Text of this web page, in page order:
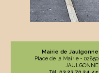
Mairie de Jaulgonne
Place de la Mairie - 02850
JAULGONNE